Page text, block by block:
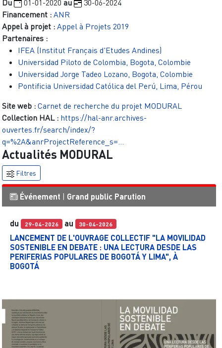
Du 01-01-2020 au
30-06-2024
Financement : ANR
Appel à projet : Appel à Projets 2019
Partenaires :
IFEA (Institut Français d'Etudes Andines)
Universidad Piloto de Colombia, Bogota, Colombie
Universidad Jorge Tadeo Lozano, Bogota, Colombie
Pontificia Universidad Católica del Perú, Lima, Pérou
Site web : Carnet de recherche du projet MODURAL
Collection HAL : https://hal-anr.archives-
ouvertes.fr/search/index/?
q=%2A&anrProjectReference_s=…
Actualités MODURAL
Filtres
Événement | Grand public Parution
du 29-04-2026 au 30-04-2026
LANCEMENT DE L'OUVRAGE COLLECTIF "LA MOVILIDAD
SOSTENIBLE EN DEBATE : UNA LECTURA DESDE LAS
PERIFERIAS POPULARES DE BOGOTÁ Y LIMA", À
BOGOTÁ